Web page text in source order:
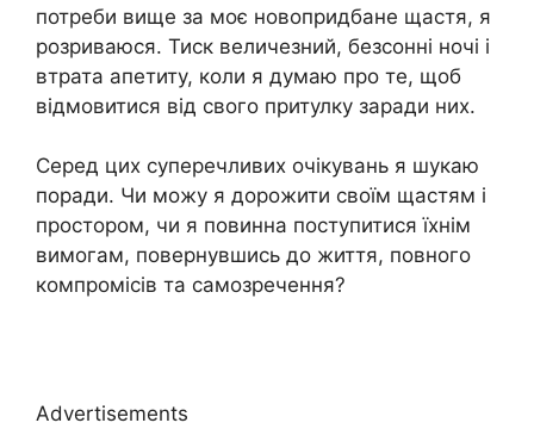
потреби вище за моє новопридбане щастя, я
розриваюся. Тиск величезний, безсонні ночі і
втрата апетиту, коли я думаю про те, щоб
відмовитися від свого притулку заради них.
Серед цих суперечливих очікувань я шукаю
поради. Чи можу я дорожити своїм щастям і
простором, чи я повинна поступитися їхнім
вимогам, повернувшись до життя, повного
компромісів та самозречення?
Advertisements